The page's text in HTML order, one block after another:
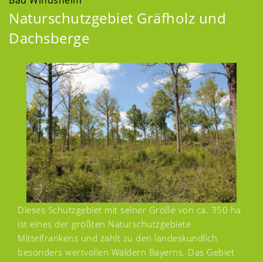
Naturschutzgebiet Gräfholz und
Dachsberge
Dieses Schutzgebiet mit seiner Größe von ca. 350 ha
ist eines der größten Naturschutzgebiete
Mittelfrankens und zählt zu den landeskundlich
besonders wertvollen Wäldern Bayerns. Das Gebiet